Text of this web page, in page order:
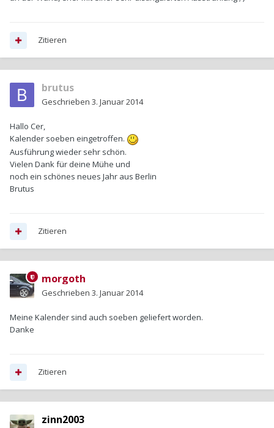
Zitieren
brutus
Geschrieben 3. Januar 2014
Hallo Cer,
Kalender soeben eingetroffen.
Ausführung wieder sehr schön.
Vielen Dank für deine Mühe und
noch ein schönes neues Jahr aus Berlin
Brutus
Zitieren
morgoth
Geschrieben 3. Januar 2014
Meine Kalender sind auch soeben geliefert worden.
Danke
Zitieren
zinn2003